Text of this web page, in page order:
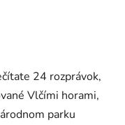
24 rozprávok,
Vlčími horami,
parku